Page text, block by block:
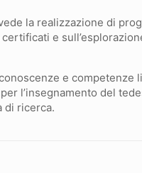
la realizzazione di
e
e competenze
l’insegnamento del
di ricerca.